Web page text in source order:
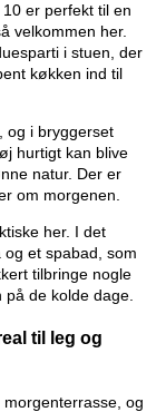
er perfekt til en
velkommen her.
i stuen, der
køkken ind til
og i bryggerset
hurtigt kan blive
natur. Der er
om morgenen.
her. I det
et spabad, som
tilbringe nogle
de kolde dage.
til leg og
og